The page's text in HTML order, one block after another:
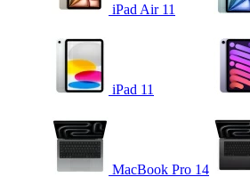
iPad Air 11
iPad 11
MacBook Pro 14